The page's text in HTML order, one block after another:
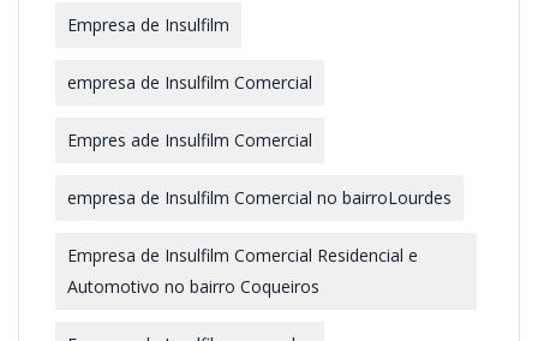
Empresa de Insulfilm
empresa de Insulfilm Comercial
Empres ade Insulfilm Comercial
empresa de Insulfilm Comercial no bairroLourdes
Empresa de Insulfilm Comercial Residencial e
Automotivo no bairro Coqueiros